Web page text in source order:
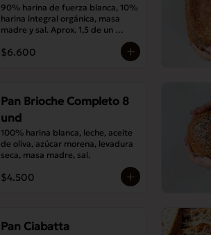
90% harina de fuerza blanca, 10%
harina integral orgánica, masa
madre y sal. Aprox. 1,5 de un
$6.600
Pan Brioche Completo 8
und
100% harina blanca, leche, aceite
de oliva, azúcar morena, levadura
seca, masa madre, sal.
$4.500
Pan Ciabatta